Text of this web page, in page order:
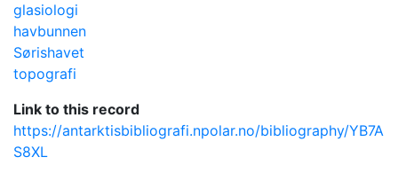
glasiologi
havbunnen
Sørishavet
topografi
Link to this record
https://antarktisbibliografi.npolar.no/bibliography/YB7A
S8XL